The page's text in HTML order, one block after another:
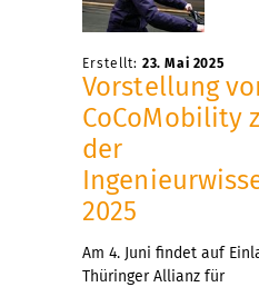
Erstellt: 23. Mai 2025
Vorstellung
CoCoMobility
der
2025
Am 4. Juni findet auf
Thüringer Allianz für